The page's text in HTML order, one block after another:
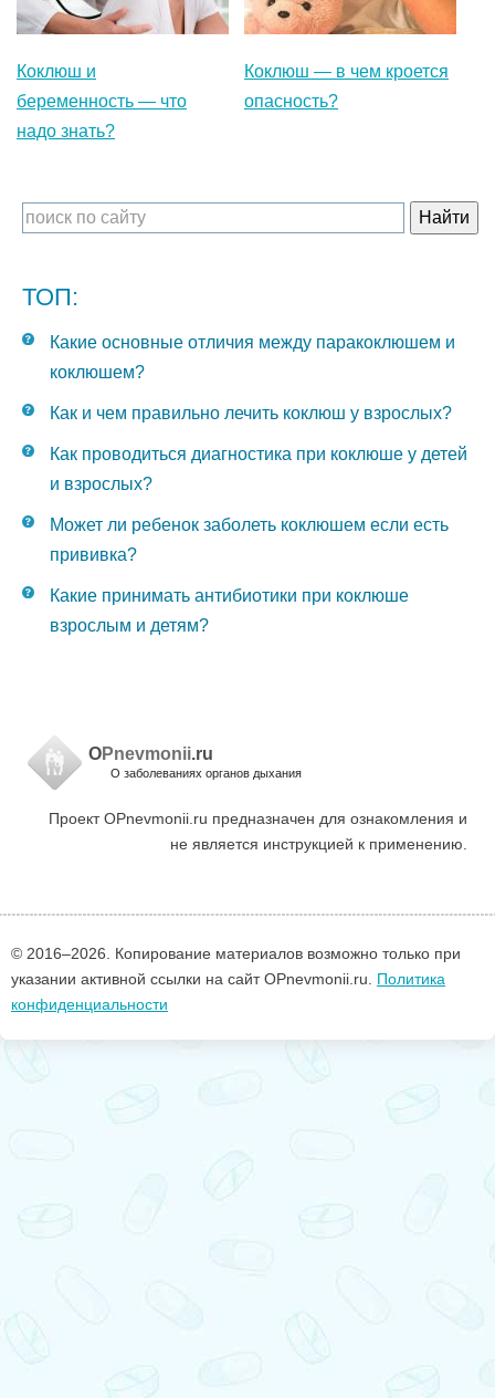
Коклюш и
беременность — что
надо знать?
Коклюш — в чем кроется
опасность?
ТОП:
Какие основные отличия между паракоклюшем и
коклюшем?
Как и чем правильно лечить коклюш у взрослых?
Как проводиться диагностика при коклюше у детей
и взрослых?
Может ли ребенок заболеть коклюшем если есть
прививка?
Какие принимать антибиотики при коклюше
взрослым и детям?
OPnevmonii.ru
О заболеваниях органов дыхания
Проект OPnevmonii.ru предназначен для ознакомления и
не является инструкцией к применению.
© 2016–2026. Копирование материалов возможно только при
указании активной ссылки на сайт OPnevmonii.ru. Политика
конфиденциальности